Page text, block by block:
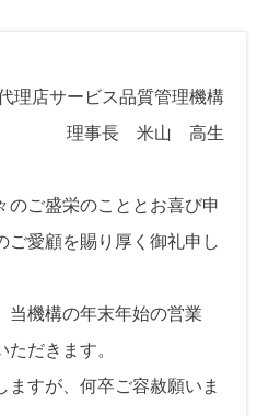
理店サービス品質管理機構
理事長 米山 高生
ご盛栄のこととお喜び申
ご愛顧を賜り厚く御礼申し
機構の年末年始の営業
だきます。
すが、何卒ご容赦願いま